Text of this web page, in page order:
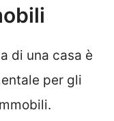
di una casa è
per gli